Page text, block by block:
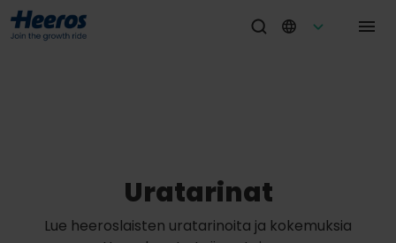
Uratarinat
Lue heeroslaisten uratarinoita ja kokemuksia